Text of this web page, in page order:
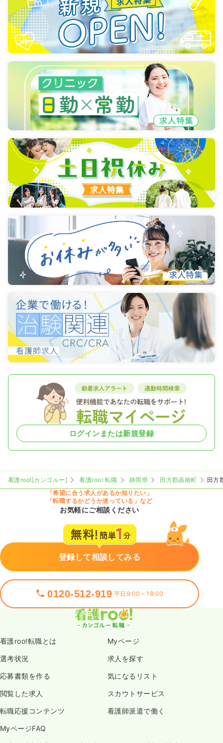
ログインまたは新規登録
看護roo![カンゴルー] 看護roo! 転職 静岡県 田方郡函南町
田方
「希望に合う求人があるか知りたい」
「転職するかどうか迷っている」など
お気軽にご相談ください
登録して相談してみる
0120-512-919 平日9:00～18:00
看護roo!転職とは Myページ
選考状況 求人を探す
応募書類を作る 気になるリスト
閲覧した求人 スカウトサービス
転職応援コンテンツ 看護師派遣で働く
MyページFAQ